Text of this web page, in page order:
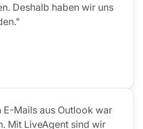
Deshalb haben wir uns
Mails aus Outlook war
Mit LiveAgent sind wir